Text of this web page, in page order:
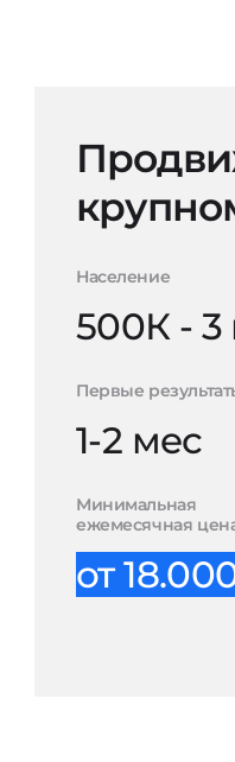
Население
500К -
Первые
1-2 мес
Минимальная
ежемесячная
от